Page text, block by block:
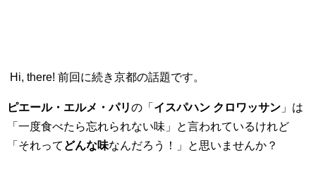
Hi, there! 前回に続き京都の話題です。
ピエール・エルメ・パリの「 イスパハン クロワッサン 」は
「一度食べたら忘れられない味」と言われているけれど
「それって どんな味なんだろう！」と思いませんか？